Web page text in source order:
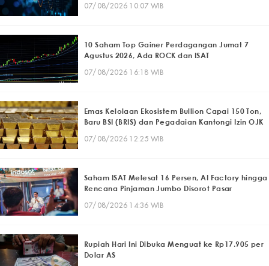
07/08/2026 10:07 WIB
10 Saham Top Gainer Perdagangan Jumat 7
Agustus 2026, Ada ROCK dan ISAT
07/08/2026 16:18 WIB
Emas Kelolaan Ekosistem Bullion Capai 150 Ton,
Baru BSI (BRIS) dan Pegadaian Kantongi Izin OJK
07/08/2026 12:25 WIB
Saham ISAT Melesat 16 Persen, AI Factory hingga
Rencana Pinjaman Jumbo Disorot Pasar
07/08/2026 14:36 WIB
Rupiah Hari Ini Dibuka Menguat ke Rp17.905 per
Dolar AS